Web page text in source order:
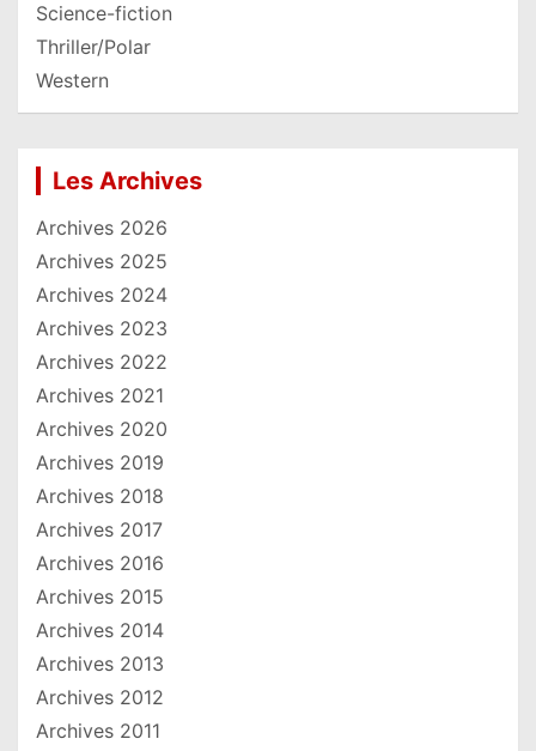
Science-fiction
Thriller/Polar
Western
Les Archives
Archives 2026
Archives 2025
Archives 2024
Archives 2023
Archives 2022
Archives 2021
Archives 2020
Archives 2019
Archives 2018
Archives 2017
Archives 2016
Archives 2015
Archives 2014
Archives 2013
Archives 2012
Archives 2011